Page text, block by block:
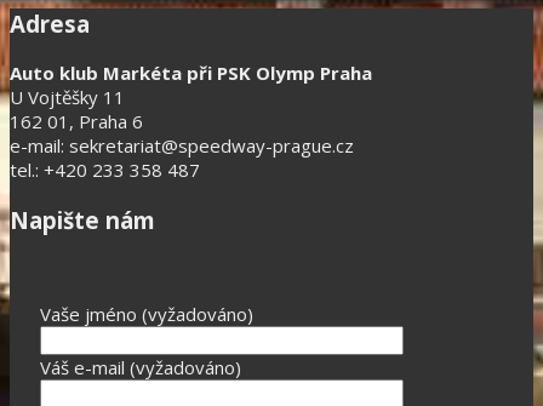
Adresa
Auto klub Markéta při PSK Olymp Praha
U Vojtěšky 11
162 01, Praha 6
e-mail: sekretariat@speedway-prague.cz
tel.: +420 233 358 487
Napište nám
Vaše jméno (vyžadováno)
Váš e-mail (vyžadováno)